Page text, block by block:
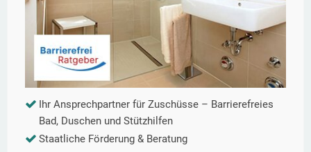
Ihr Ansprechpartner für Zuschüsse – Barrierefreies
Bad, Duschen und Stützhilfen
Staatliche Förderung & Beratung